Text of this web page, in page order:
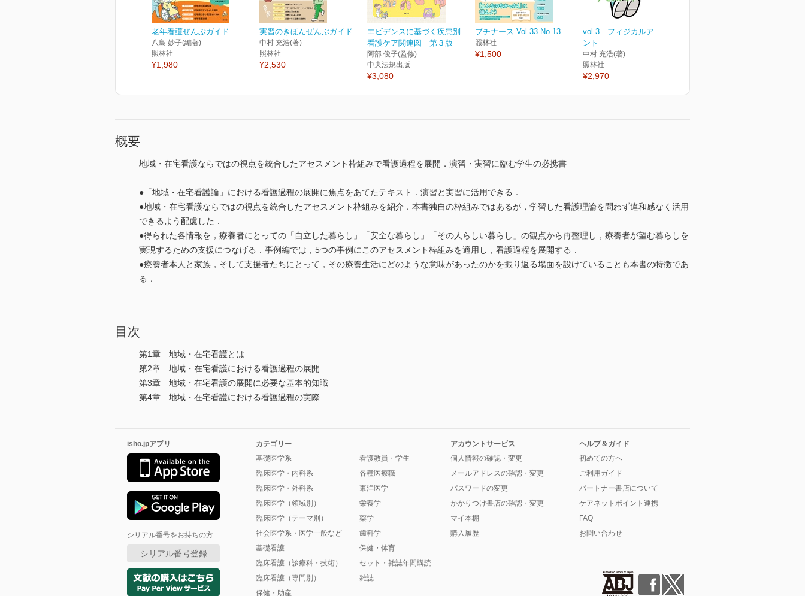
老年看護ぜんぶガイド
八島 妙子(編著)
照林社
¥1,980
実習のきほんぜんぶガイド
中村 充浩(著)
照林社
¥2,530
エビデンスに基づく疾患別
看護ケア関連図 第３版
阿部 俊子(監修)
中央法規出版
¥3,080
プチナース Vol.33 No.13
照林社
¥1,500
vol.3 フィジカルアセスメ
ント
中村 充浩(著)
照林社
¥2,970
概要
地域・在宅看護ならではの視点を統合したアセスメント枠組みで看護過程を展開．演習・実習に臨む学生の必携書
●「地域・在宅看護論」における看護過程の展開に焦点をあてたテキスト．演習と実習に活用できる．
●地域・在宅看護ならではの視点を統合したアセスメント枠組みを紹介．本書独自の枠組みではあるが，学習した看護理論を問わず違和感なく活用
できるよう配慮した．
●得られた各情報を，療養者にとっての「自立した暮らし」「安全な暮らし」「その人らしい暮らし」の観点から再整理し，療養者が望む暮らしを
実現するための支援につなげる．事例編では，5つの事例にこのアセスメント枠組みを適用し，看護過程を展開する．
●療養者本人と家族，そして支援者たちにとって，その療養生活にどのような意味があったのかを振り返る場面を設けていることも本書の特徴であ
る．
目次
第1章 地域・在宅看護とは
第2章 地域・在宅看護における看護過程の展開
第3章 地域・在宅看護の展開に必要な基本的知識
第4章 地域・在宅看護における看護過程の実際
isho.jpアプリ
シリアル番号をお持ちの方
シリアル番号登録
カテゴリー
基礎医学系
臨床医学・内科系
臨床医学・外科系
臨床医学（領域別）
臨床医学（テーマ別）
社会医学系・医学一般など
基礎看護
臨床看護（診療科・技術）
臨床看護（専門別）
保健・助産
看護教員・学生
各種医療職
東洋医学
栄養学
薬学
歯科学
保健・体育
セット・雑誌年間購読
雑誌
アカウントサービス
個人情報の確認・変更
メールアドレスの確認・変更
パスワードの変更
かかりつけ書店の確認・変更
マイ本棚
購入履歴
ヘルプ＆ガイド
初めての方へ
ご利用ガイド
パートナー書店について
ケアネットポイント連携
FAQ
お問い合わせ